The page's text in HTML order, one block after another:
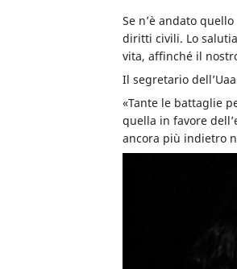
Se n’è andato
diritti civili. Lo
vita, affinché il
Il segretario
«Tante le battaglie
quella in favore
ancora più indietro